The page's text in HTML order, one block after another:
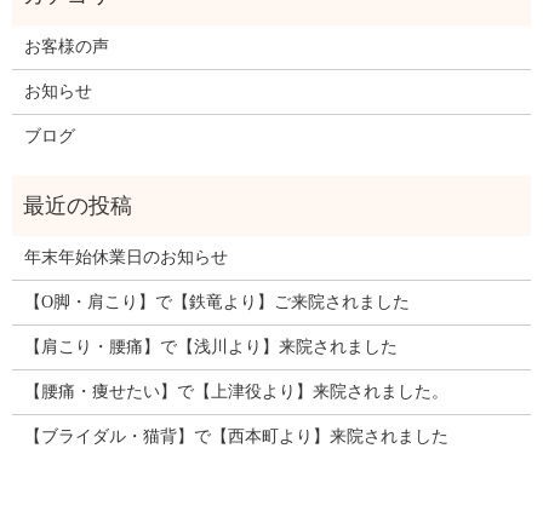
お客様の声
お知らせ
ブログ
年末年始休業日のお知らせ
【O脚・肩こり】で【鉄竜より】ご来院されました
【肩こり・腰痛】で【浅川より】来院されました
【腰痛・痩せたい】で【上津役より】来院されました。
【ブライダル・猫背】で【西本町より】来院されました